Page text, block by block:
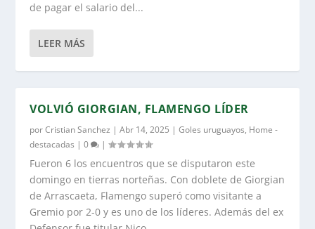
de pagar el salario del...
LEER MÁS
VOLVIÓ GIORGIAN, FLAMENGO LÍDER
porCristian Sanchez |Abr 14, 2025 |Goles uruguayos, Home -
destacadas |0 |
Fueron 6 los encuentros que se disputaron este
domingo en tierras norteñas. Con doblete de Giorgian
de Arrascaeta, Flamengo superó como visitante a
Gremio por 2-0 y es uno de los líderes. Además del ex